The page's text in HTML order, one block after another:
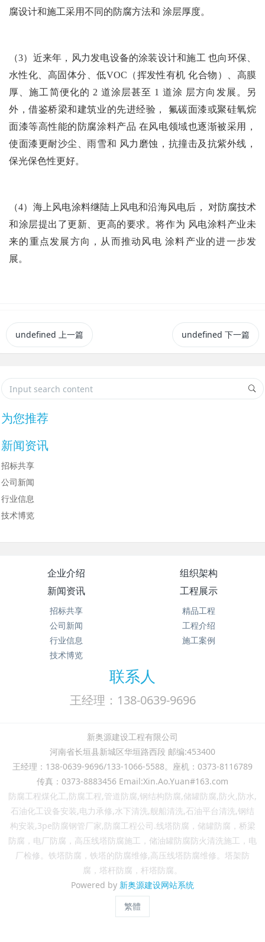
腐设计和施工采用不同的防腐方法和 涂层厚度。
（3）近来年，风力发电设备的涂装设计和施工 也向环保、
水性化、高固体分、低VOC（挥发性有机 化合物）、高膜
厚、施工简便化的 2 道涂层甚至 1 道涂 层方向发展。另
外，借鉴桥梁和建筑业的先进经验， 氟碳面漆或聚硅氧烷
面漆等高性能的防腐涂料产品 在风电领域也逐渐被采用，
使面漆更耐沙尘、雨雪和 风力磨蚀，抗撞击及抗紫外线，
保光保色性更好。
（4）海上风电涂料继陆上风电和沿海风电后， 对防腐技术
和涂层提出了更新、更高的要求。将作为 风电涂料产业未
来的重点发展方向，从而推动风电 涂料产业的进一步发
展。
undefined 上一篇 undefined 下一篇
为您推荐
新闻资讯
招标共享
公司新闻
行业信息
技术博览
企业介绍
组织架构
新闻资讯
招标共享
公司新闻
行业信息
技术博览
工程展示
精品工程
工程介绍
施工案例
联系人
王经理：138-0639-9696
新奥源建设工程有限公司
河南省长垣县新城区华垣路西段 邮编:453400
王经理：138-0639-9696/133-1066-5588。座机：0373-8116789
传真：0373-8883456 Email:Xin.Ao.Yuan#163.com
防腐工程煤化工,防腐工程,管道防腐,钢结构防腐,储罐防腐,防火,防水,
石油化工设备安装,电力承修,水下清洗,舰船清洗,石油平台清洗,钢结
构安装,3pe防腐钢管厂家,防腐工程公司.线塔防腐，储罐防腐，桥梁
防腐，电厂防腐，高压线塔防腐施工，储油罐防腐防火清洗施工，电
厂检修。铁塔防腐，铁塔的防腐维修,高压线塔防腐维修。塔架防
腐， 塔杆防腐， 杆塔防腐。
Powered by 新奥源建设网站系统
繁體